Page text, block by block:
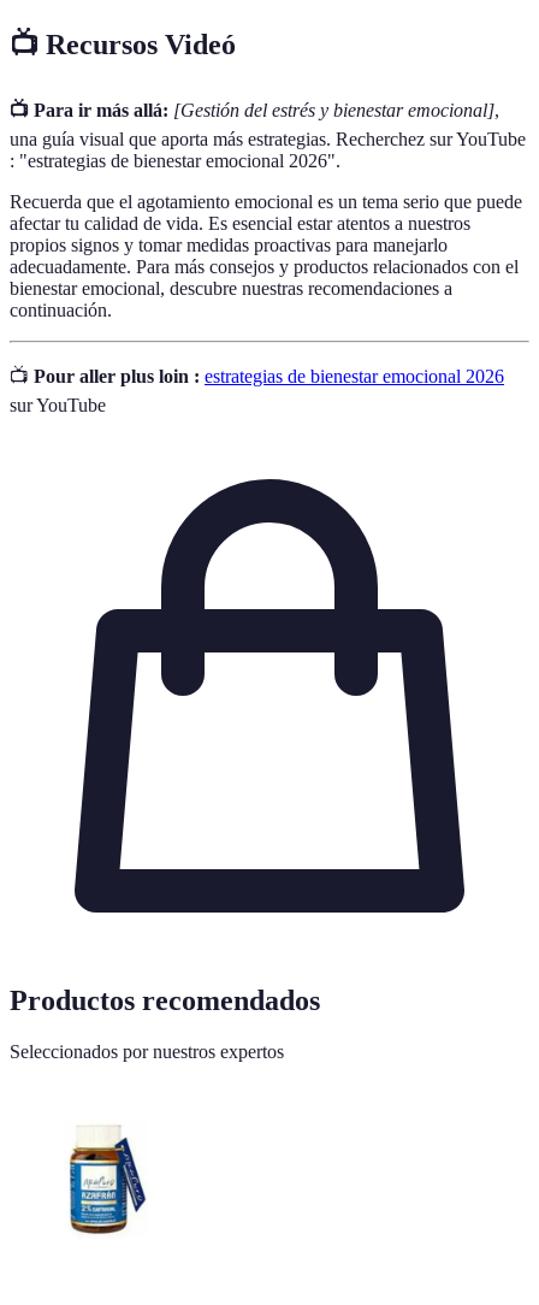
📺 Recursos Videó
📺 Para ir más allá: [Gestión del estrés y bienestar emocional],
una guía visual que aporta más estrategias. Recherchez sur YouTube
: "estrategias de bienestar emocional 2026".
Recuerda que el agotamiento emocional es un tema serio que puede
afectar tu calidad de vida. Es esencial estar atentos a nuestros
propios signos y tomar medidas proactivas para manejarlo
adecuadamente. Para más consejos y productos relacionados con el
bienestar emocional, descubre nuestras recomendaciones a
continuación.
📺 Pour aller plus loin : estrategias de bienestar emocional 2026
sur YouTube
Productos recomendados
Seleccionados por nuestros expertos